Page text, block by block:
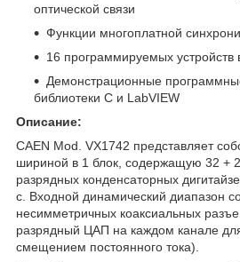
оптической связи
Функции многоплатной
16 программируемых устройств
Демонстрационные
библиотеки C и LabVIEW
Описание:
CAEN Mod. VX1742 представляет
шириной в 1 блок, содержащую 32 +
разрядных конденсаторных
с. Входной динамический диапазон
несимметричных коаксиальных
разрядный ЦАП на каждом канале
смещением постоянного тока).